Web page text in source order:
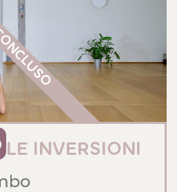
LE INVERSIONI